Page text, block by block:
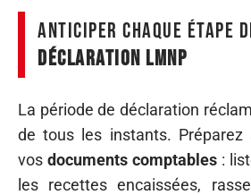
Anticiper chaque étape
déclaration LMNP
La période de déclaration
de tous les instants. Préparez
vos documents comptables :
les recettes encaissées,